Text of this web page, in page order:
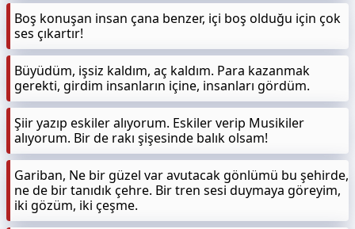
Boş konuşan insan çana benzer, içi boş olduğu için çok
ses çıkartır!
Büyüdüm, işsiz kaldım, aç kaldım. Para kazanmak
gerekti, girdim insanların içine, insanları gördüm.
Şiir yazıp eskiler alıyorum. Eskiler verip Musikiler
alıyorum. Bir de rakı şişesinde balık olsam!
Gariban, Ne bir güzel var avutacak gönlümü bu şehirde,
ne de bir tanıdık çehre. Bir tren sesi duymaya göreyim,
iki gözüm, iki çeşme.